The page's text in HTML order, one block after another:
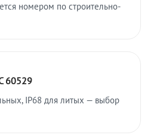
номером по строительно-
60529
IP68 для литых — выбор